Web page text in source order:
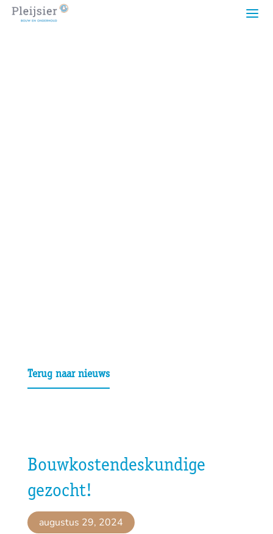
Terug naar nieuws
Bouwkostendeskundige
gezocht!
augustus 29, 2024